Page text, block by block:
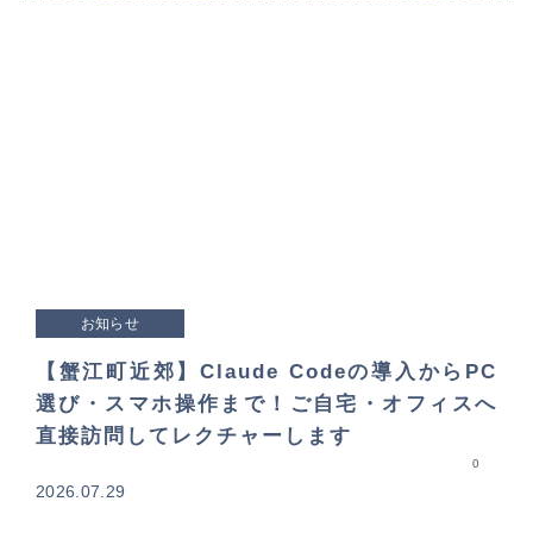
お知らせ
【蟹江町近郊】Claude Codeの導入からPC
選び・スマホ操作まで！ご自宅・オフィスへ
直接訪問してレクチャーします
2026.07.29
0